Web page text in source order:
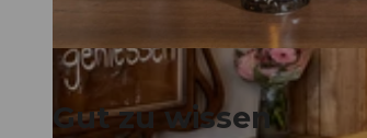
© www.studhalter.org, Thomi Studhalter www.studhalter.org THOMI
Gut zu wissen